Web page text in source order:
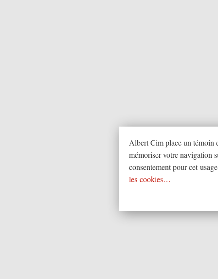
Albert Cim place un témoin
mémoriser votre navigation
consentement pour cet
les cookies…